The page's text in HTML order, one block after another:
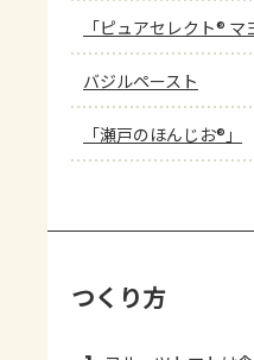
「ピュアセレクト® マ
バジルペースト
「瀬戸のほんじお®」
つくり方